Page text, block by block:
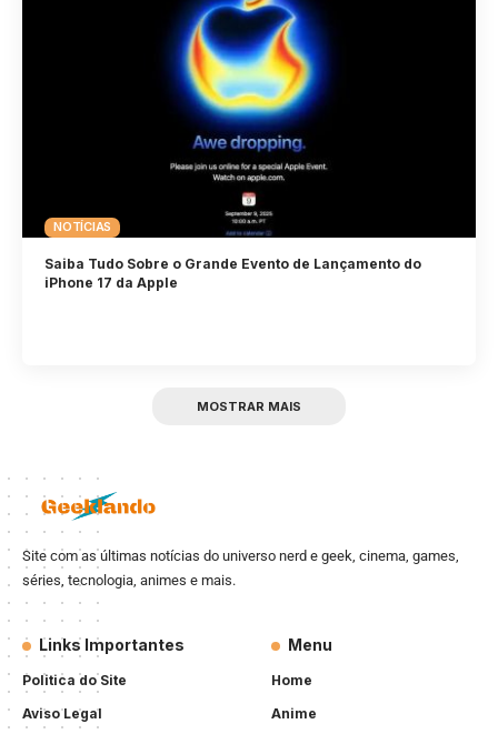
NOTÍCIAS
Saiba Tudo Sobre o Grande Evento de Lançamento do
iPhone 17 da Apple
MOSTRAR MAIS
Site com as últimas notícias do universo nerd e geek, cinema, games,
séries, tecnologia, animes e mais.
Links Importantes
Politica do Site
Aviso Legal
Menu
Home
Anime